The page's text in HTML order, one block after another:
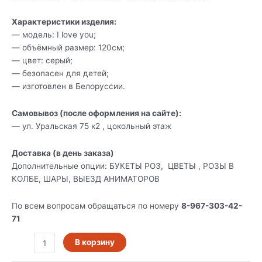
Характеристики изделия:
— модель: I love you;
— объёмный размер: 120см;
— цвет: серый;
— безопасен для детей;
— изготовлен в Белоруссии.
Самовывоз (после оформления на сайте):
— ул. Уральская 75 к2 , цокольный этаж
Доставка (в день заказа)
Дополнительные опции: БУКЕТЫ РОЗ, ЦВЕТЫ , РОЗЫ В
КОЛБЕ, ШАРЫ, ВЫЕЗД АНИМАТОРОВ
По всем вопросам обращаться по номеру 8-967-303-42-
71
В корзину